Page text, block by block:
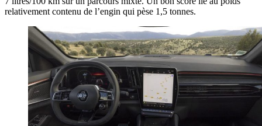
relativement contenu de l’engin qui pèse 1,5 tonnes.